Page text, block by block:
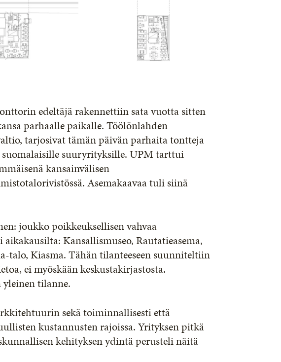
edeltäjä rakennettiin sata vuotta sitten
parhaalle paikalle. Töölönlahden
tarjosivat tämän päivän parhaita tontteja
suomalaisille suuryrityksille. UPM tarttui
kansainvälisen
Asemakaavaa tuli siinä
joukko poikkeuksellisen vahvaa
Kansallismuseo, Rautatieasema,
talo, Kiasma. Tähän tilanteeseen suunniteltiin
ei myöskään keskustakirjastosta.
tilanne.
sekä toiminnallisesti että
kustannusten rajoissa. Yrityksen pitkä
kehityksen ydintä perusteli näitä